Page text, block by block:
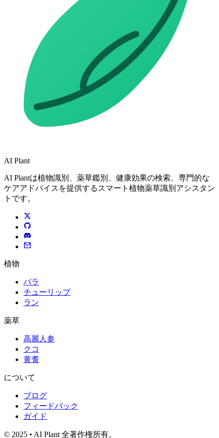
AI Plant
AI Plantは植物識別、薬草鑑別、健康効果の検索、専門的な
ケアアドバイスを提供するスマート植物薬草識別アシスタン
トです。
植物
バラ
チューリップ
ラン
薬草
高麗人参
クコ
黄耆
について
ブログ
フィードバック
ガイド
© 2025 • AI Plant 全著作権所有。